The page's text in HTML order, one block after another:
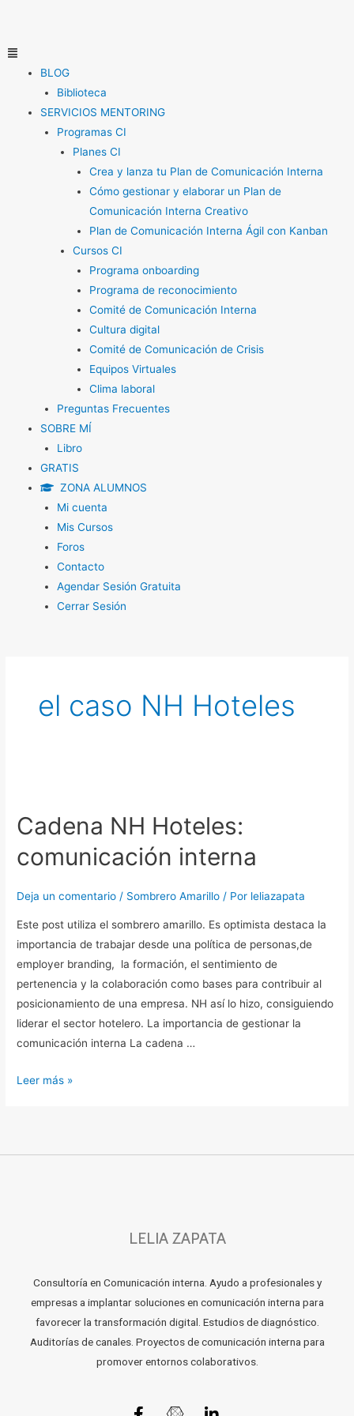
contenido
Menú
BLOG
Biblioteca
SERVICIOS MENTORING
Programas CI
Planes CI
Crea y lanza tu Plan de Comunicación Interna
Cómo gestionar y elaborar un Plan de
Comunicación Interna Creativo
Plan de Comunicación Interna Ágil con Kanban
Cursos CI
Programa onboarding
Programa de reconocimiento
Comité de Comunicación Interna
Cultura digital
Comité de Comunicación de Crisis
Equipos Virtuales
Clima laboral
Preguntas Frecuentes
SOBRE MÍ
Libro
GRATIS
ZONA ALUMNOS
Mi cuenta
Mis Cursos
Foros
Contacto
Agendar Sesión Gratuita
Cerrar Sesión
el caso NH Hoteles
Cadena NH Hoteles:
comunicación interna
Deja un comentario / Sombrero Amarillo / Por leliazapata
Este post utiliza el sombrero amarillo. Es optimista destaca la
importancia de trabajar desde una política de personas,de
employer branding, la formación, el sentimiento de
pertenencia y la colaboración como bases para contribuir al
posicionamiento de una empresa. NH así lo hizo, consiguiendo
liderar el sector hotelero. La importancia de gestionar la
comunicación interna La cadena …
Hoteles:
interna
Leer más »
LELIA ZAPATA
Consultoría en Comunicación interna. Ayudo a profesionales y
empresas a implantar soluciones en comunicación interna para
favorecer la transformación digital. Estudios de diagnóstico.
Auditorías de canales. Proyectos de comunicación interna para
promover entornos colaborativos.